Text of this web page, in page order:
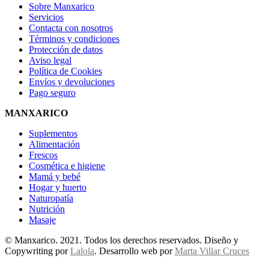
Sobre Manxarico
Servicios
Contacta con nosotros
Términos y condiciones
Protección de datos
Aviso legal
Política de Cookies
Envíos y devoluciones
Pago seguro
MANXARICO
Suplementos
Alimentación
Frescos
Cosmética e higiene
Mamá y bebé
Hogar y huerto
Naturopatía
Nutrición
Masaje
© Manxarico. 2021. Todos los derechos reservados. Diseño y
Copywriting porLalola. Desarrollo web porMarta Villar Cruces